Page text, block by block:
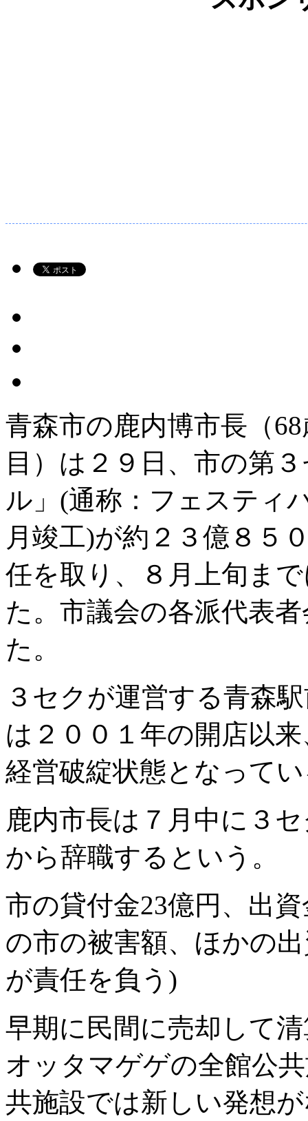
青森市の鹿内博市長（
目）は２９日、市の第
ル」(通称：フェスティ
月竣工)が約２３億８５
任を取り、８月上旬ま
た。市議会の各派代表
た。
３セクが運営する青森
は２００１年の開店以
経営破綻状態となって
鹿内市長は７月中に３
から辞職するという。
市の貸付金23億円、出
の市の被害額、ほかの
が責任を負う)
早期に民間に売却して
オッタマゲゲの全館公
共施設では新しい発想